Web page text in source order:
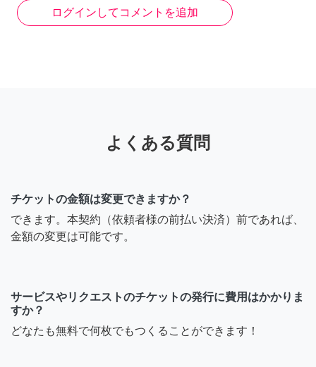
ログインしてコメントを追加
よくある質問
チケットの金額は変更できますか？
できます。本契約（依頼者様の前払い決済）前であれば、
金額の変更は可能です。
サービスやリクエストのチケットの発行に費用はかかりま
すか？
どなたも無料で何枚でもつくることができます！